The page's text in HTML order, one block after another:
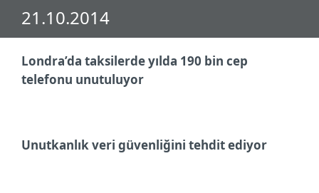
21.10.2014
Londra’da taksilerde yılda 190 bin cep
telefonu unutuluyor
Unutkanlık veri güvenliğini tehdit ediyor